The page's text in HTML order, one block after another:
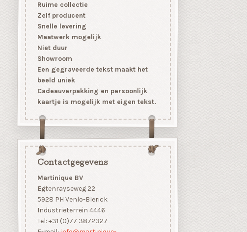
Ruime collectie
Zelf producent
Snelle levering
Maatwerk mogelijk
Niet duur
Showroom
Een gegraveerde tekst maakt het
beeld uniek
Cadeauverpakking en persoonlijk
kaartje is mogelijk met eigen tekst.
Contactgegevens
Martinique BV
Egtenrayseweg 22
5928 PH Venlo-Blerick
Industrieterrein 4446
Tel: +31 (0)77 3872327